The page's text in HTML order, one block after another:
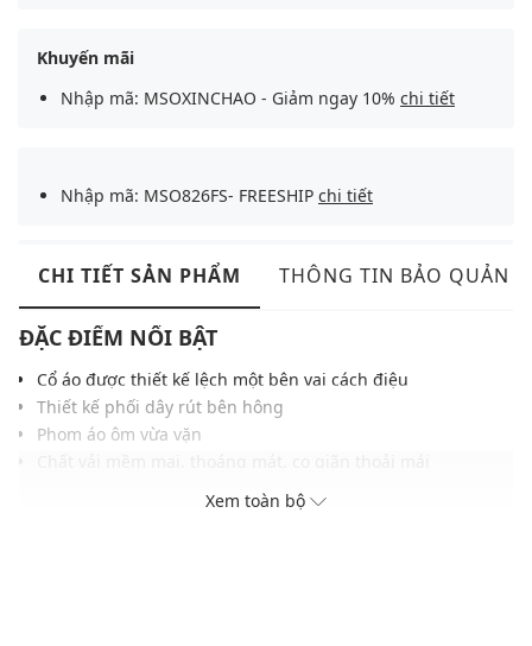
Khuyến mãi
Nhập mã: MSOXINCHAO - Giảm ngay 10% chi tiết
Nhập mã: MSO826FS- FREESHIP chi tiết
CHI TIẾT SẢN PHẨM THÔNG TIN BẢO QUẢN
ĐẶC ĐIỂM NỔI BẬT
Cổ áo được thiết kế lệch một bên vai cách điệu
Thiết kế phối dây rút bên hông
Phom áo ôm vừa vặn
Màu sắc thời trang, dễ phối với nhiều trang phục khác
Xem toàn bộ